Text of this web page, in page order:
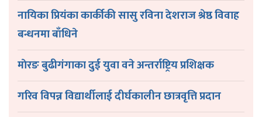
नायिका प्रियंका कार्कीकी सासु रविना देशराज श्रेष्ठ विवाह
बन्धनमा बाँधिने
माेरङ बुढीगंगाका दुई युवा वने अन्तर्राष्ट्रिय प्रशिक्षक
गरिव विपन्न विद्यार्थीलाई दीर्घकालीन छात्रवृत्ति प्रदान